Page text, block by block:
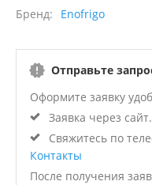
Бренд
Enofrigo
Отправьте
Оформите заявку
Заявка через сайт.
Свяжитесь по
Контакты
После получения